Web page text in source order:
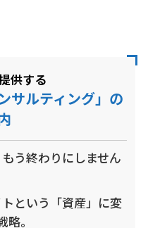
供する
サルティング」の
う終わりにしません
という「資産」に変
略。